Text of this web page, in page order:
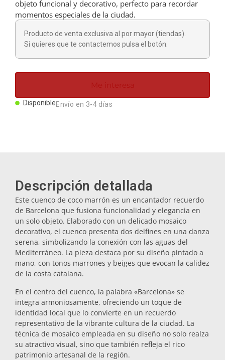
Dedales
Figuras
Imanes
Llaveros
Posavasos
Tapones
Aceiteras
Salvamanteles
Vasos
objeto funcional y decorativo, perfecto para recordar
momentos especiales de la ciudad.
Producto de venta exclusiva al por mayor (tiendas).
Si quieres que te contactemos pulsa el botón.
Me interesa
DisponibleEnvío en 3-4 días
Descripción detallada
Este cuenco de coco marrón es un encantador recuerdo
de Barcelona que fusiona funcionalidad y elegancia en
un solo objeto. Elaborado con un delicado mosaico
decorativo, el cuenco presenta dos delfines en una danza
serena, simbolizando la conexión con las aguas del
Mediterráneo. La pieza destaca por su diseño pintado a
mano, con tonos marrones y beiges que evocan la calidez
de la costa catalana.
En el centro del cuenco, la palabra «Barcelona» se
integra armoniosamente, ofreciendo un toque de
identidad local que lo convierte en un recuerdo
representativo de la vibrante cultura de la ciudad. La
técnica de mosaico empleada en su diseño no solo realza
su atractivo visual, sino que también refleja el rico
patrimonio artesanal de la región.